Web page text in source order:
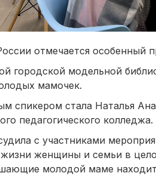
отмечается особенный
городской модельной
мамочек.
спикером стала Наталья
педагогического колледжа.
с участниками
женщины и семьи в
молодой маме